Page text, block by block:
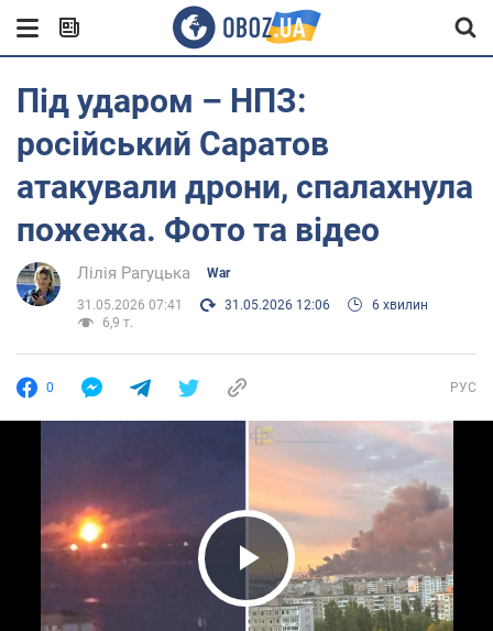
Під ударом – НПЗ:
російський Саратов
атакували дрони, спалахнула
пожежа. Фото та відео
Лілія Рагуцька War
31.05.2026 07:41 31.05.2026 12:06
6 хвилин
6,9 т.
0 РУС
Play Video